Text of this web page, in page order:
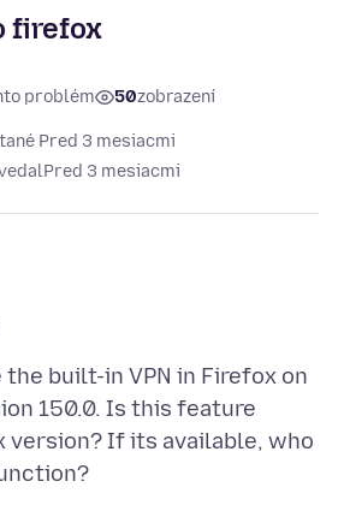
firefox
problém 50zobrazení
Pred 3 mesiacmi
Pred 3 mesiacmi
built-in VPN in Firefox on
150.0. Is this feature
version? If its available, who